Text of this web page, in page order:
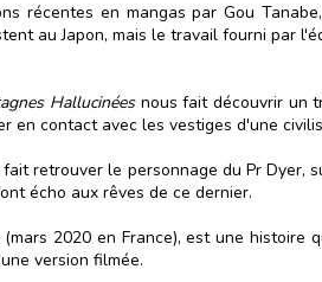
récentes en mangas par Gou
au Japon, mais le travail fourni par
Hallucinéesnous fait découvrir un
contact avec les vestiges d'une
retrouver le personnage du Pr Dyer,
écho aux rêves de ce dernier.
2020 en France), est une histoire
version filmée.